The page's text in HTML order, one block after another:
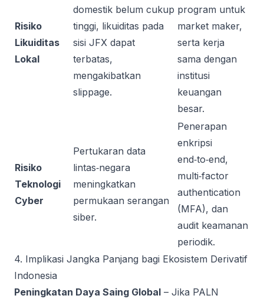
Risiko
Likuiditas
Lokal
domestik belum cukup
tinggi, likuiditas pada
sisi JFX dapat
terbatas,
mengakibatkan
slippage.
program untuk
market maker,
serta kerja
sama dengan
institusi
keuangan
besar.
Risiko
Teknologi
Cyber
Pertukaran data
lintas‑negara
meningkatkan
permukaan serangan
siber.
Penerapan
enkripsi
end‑to‑end,
multi‑factor
authentication
(MFA), dan
audit keamanan
periodik.
4. Implikasi Jangka Panjang bagi Ekosistem Derivatif
Indonesia
Peningkatan Daya Saing Global – Jika PALN